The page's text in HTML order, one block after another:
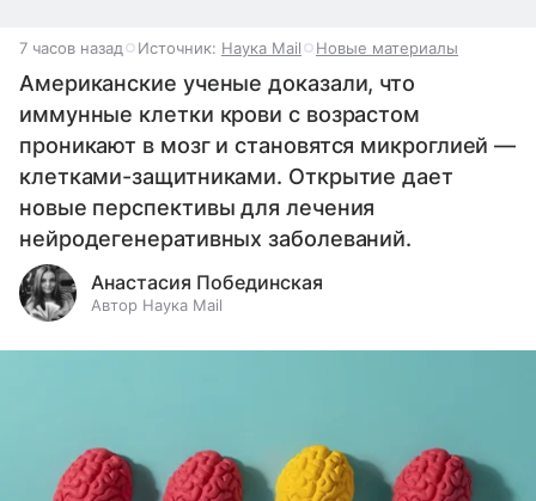
7 часов назад Источник: Наука Mail Новые материалы
Американские ученые доказали, что
иммунные клетки крови с возрастом
проникают в мозг и становятся микроглией —
клетками-защитниками. Открытие дает
новые перспективы для лечения
нейродегенеративных заболеваний.
Анастасия Побединская
Автор Наука Mail